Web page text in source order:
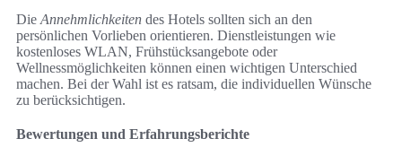
Die Annehmlichkeiten des Hotels sollten sich an den
persönlichen Vorlieben orientieren. Dienstleistungen wie
kostenloses WLAN, Frühstücksangebote oder
Wellnessmöglichkeiten können einen wichtigen Unterschied
machen. Bei der Wahl ist es ratsam, die individuellen Wünsche
zu berücksichtigen.
Bewertungen und Erfahrungsberichte